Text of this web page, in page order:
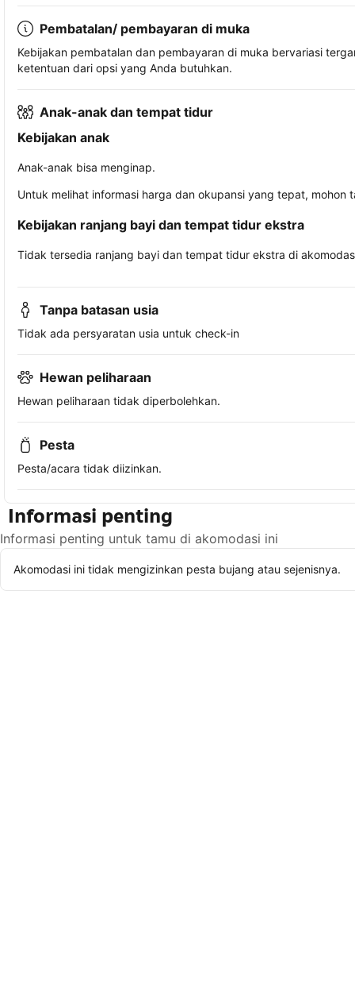
Pembatalan/ pembayaran di muka
Kebijakan pembatalan dan pembayaran di muka bervariasi
ketentuan dari opsi yang Anda butuhkan.
Anak-anak dan tempat tidur
Kebijakan anak
Anak-anak bisa menginap.
Untuk melihat informasi harga dan okupansi yang tepat,
Kebijakan ranjang bayi dan tempat tidur ekstra
Tidak tersedia ranjang bayi dan tempat tidur ekstra di
Tanpa batasan usia
Tidak ada persyaratan usia untuk check-in
Hewan peliharaan
Hewan peliharaan tidak diperbolehkan.
Pesta
Pesta/acara tidak diizinkan.
Informasi penting
Informasi penting untuk tamu di akomodasi ini
Akomodasi ini tidak mengizinkan pesta bujang atau sejenisnya.